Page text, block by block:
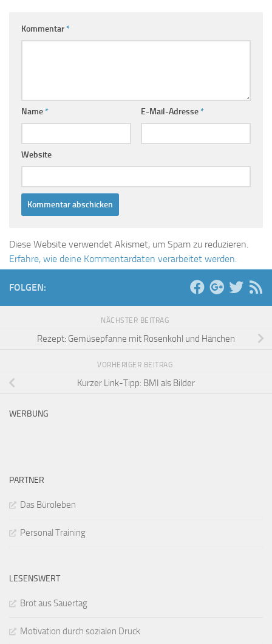
Kommentar*
Name* E-Mail-Adresse*
Website
Diese Website verwendet Akismet, um Spam zu reduzieren.
Erfahre, wie deine Kommentardaten verarbeitet werden.
FOLGEN:
NÄCHSTER BEITRAG
Rezept: Gemüsepfanne mit Rosenkohl und Hänchen
VORHERIGER BEITRAG
Kurzer Link-Tipp: BMI als Bilder
WERBUNG
PARTNER
Das Büroleben
Personal Training
LESENSWERT
Brot aus Sauertag
Motivation durch sozialen Druck